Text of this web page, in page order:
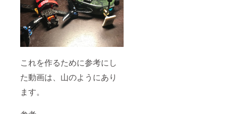
これを作るために参考にし
た動画は、山のようにあり
ます。